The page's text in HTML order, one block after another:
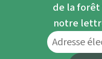
de la
notre